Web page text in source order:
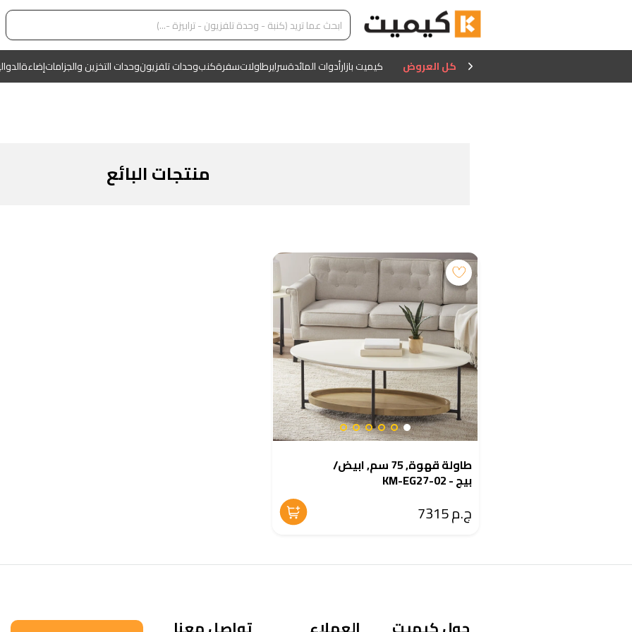
كل العروض كيميت بازارأدوات المائدةسرايرطاولاتسفرةكنبوحدات تلفزيونوحدات التخزين والجزاماتإضاءة
منتجات البائع
طاولة قهوة, 75 سم, ابيض/
بيج - KM-EG27-02
ج.م 7315